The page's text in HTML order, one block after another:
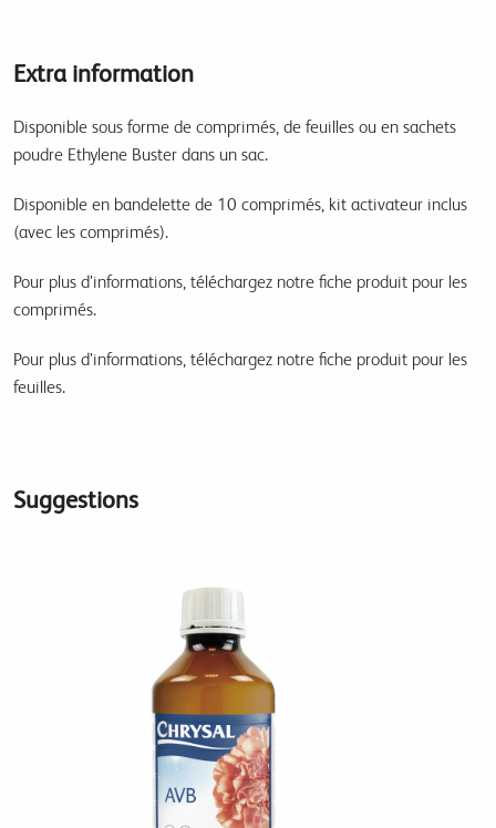
Extra information
Disponible sous forme de comprimés, de feuilles ou en sachets
poudre Ethylene Buster dans un sac.
Disponible en bandelette de 10 comprimés, kit activateur inclus
(avec les comprimés).
Pour plus d’informations, téléchargez notre fiche produit pour les
comprimés.
Pour plus d’informations, téléchargez notre fiche produit pour les
feuilles.
Suggestions